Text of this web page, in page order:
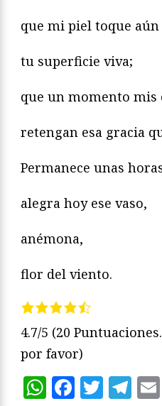
que mi piel toque aún
tu superficie viva;
que un momento mis
retengan esa gracia
Permanece unas
alegra hoy ese vaso,
anémona,
flor del viento.
4.7/5 (20
por favor)
WhatsApp